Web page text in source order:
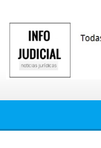
contenido